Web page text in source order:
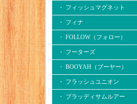
・ フィッシュマグネット
・ フィナ
・ FOLLOW（フォロー）
・ フーターズ
・ BOOYAH（ブーヤー）
・ フラッシュユニオン
・ ブラッディサムルアー